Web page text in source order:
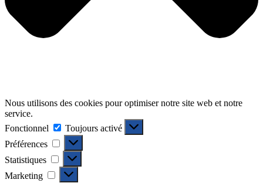
Nous utilisons des cookies pour optimiser notre site web et notre
service.
Fonctionnel
Fonctionnel
Toujours activé
Préférences
Préférences
Statistiques Statistiques
Marketing Marketing